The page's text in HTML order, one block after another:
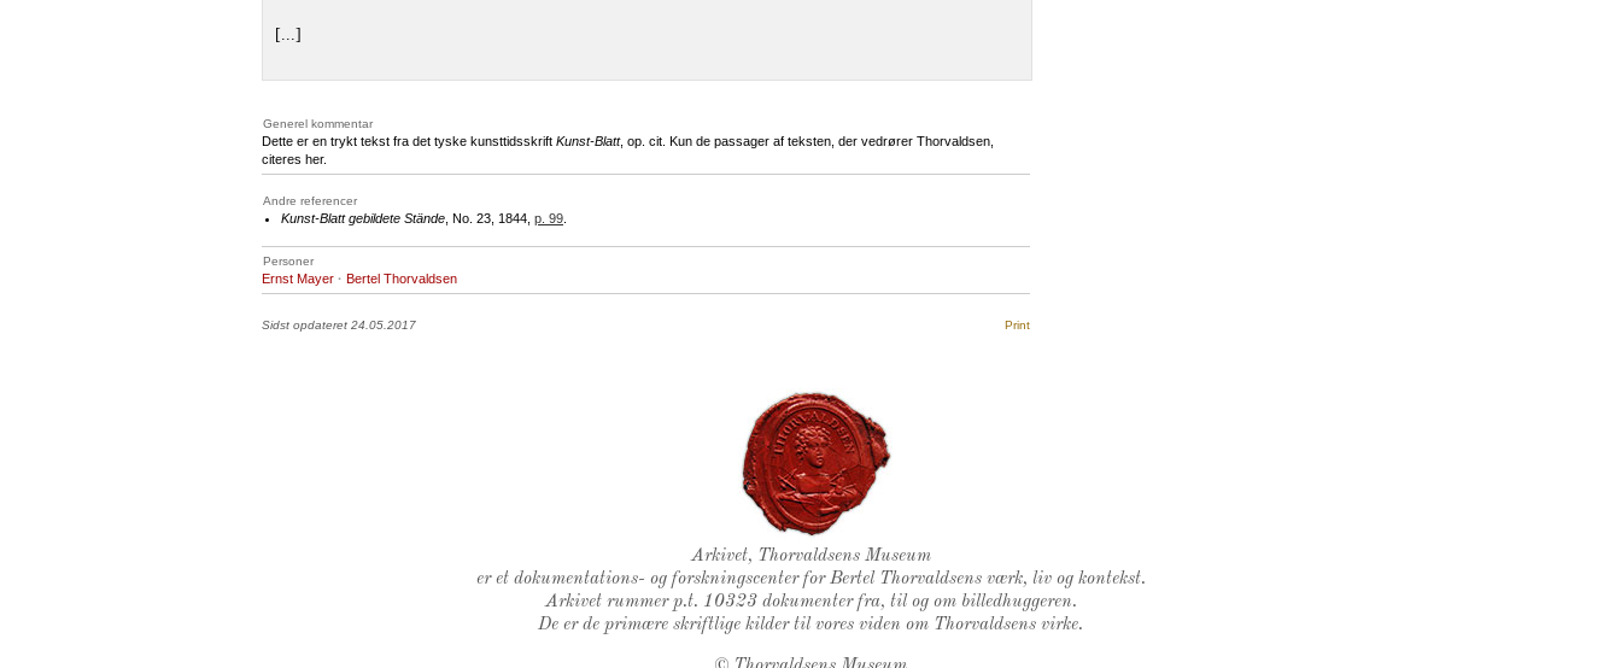
[...]
Generel kommentar
Dette er en trykt tekst fra det tyske kunsttidsskrift Kunst-Blatt, op. cit. Kun de passager af teksten, der vedrører Thorvaldsen,
citeres her.
Andre referencer
Kunst-Blatt gebildete Stände , No. 23, 1844, p. 99
Personer
Ernst Mayer · Bertel Thorvaldsen
Sidst opdateret 24.05.2017 Print
Thorvaldsens Segl
Arkivet, Thorvaldsens Museum
er et dokumentations- og forskningscenter for Bertel Thorvaldsens værk, liv og kontekst.
Arkivet rummer p.t. 10323 dokumenter fra, til og om billedhuggeren.
De er de primære skriftlige kilder til vores viden om Thorvaldsens virke.